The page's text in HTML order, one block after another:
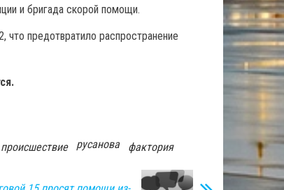
и бригада скорой помощи.
предотвратило распространение
происшествие русанова фактория